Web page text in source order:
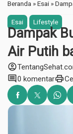
Beranda »Esai »
Esai Lifestyle
Dampak
Air Putih
account_circle
comment0 komentarprint